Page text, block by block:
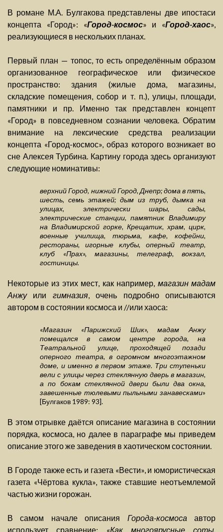
В романе М.А. Булгакова представлены две ипостаси
концепта «Город»: «Город-космос» и «Город-хаос»,
реализующиеся в нескольких планах.
Первый план — топос, то есть определённым образом
организованное географическое или физическое
пространство: здания (жилые дома, магазины,
складские помещения, собор и т. п.), улицы, площади,
памятники и пр. Именно так представлен концепт
«Город» в повседневном сознании человека. Обратим
внимание на лексические средства реализации
концепта «Город-космос», образ которого возникает во
сне Алексея Турбина. Картину города здесь организуют
следующие номинативы:
верхний Город, нижний Город, Днепр; дома в пять,
шесть, семь этажей; дым из труб, дымка на
улицах, электрически шары, сады,
электрические станции, памятник Владимиру
на Владимирской горке, Крещатик, храм, цирк,
военные училища, тюрьма, кафе, кофейни,
рестораны, игорные клубы, оперный театр,
клуб «Прах», магазины, телеграф, вокзал,
гостиницы.
Некоторые из этих мест, как например, магазин мадам
Анжуили гимназия, очень подробно описываются
автором в состоянии космоса и //или хаоса:
«Магазин «Парижский Шик», мадам Анжу
помещался в самом центре города, на
Театральной улице, проходящей позади
оперного театра, в огромном многоэтажном
доме, и именно в первом этаже. Три ступеньки
вели с улицы через стеклянную дверь в магазин,
а по бокам стеклянной двери были два окна,
завешенные тюлевыми пыльными занавесками»
[Булгаков 1989: 93].
В этом отрывке даётся описание магазина в состоянии
порядка, космоса, но далее в параграфе мы приведем
описание этого же заведения в хаотическом состоянии.
В Городе также есть и газета «Вести», и юмористическая
газета «Чёртова кукла», также ставшие неотъемлемой
частью жизни горожан.
В самом начале описания Города-космоса автор
использует сравнение: «Как многоярусные соты,